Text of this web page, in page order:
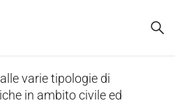
varie tipologie di
in ambito civile ed